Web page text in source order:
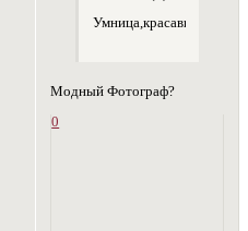
Модный Фотограф?
0